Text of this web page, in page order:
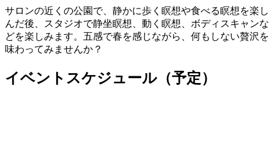
サロンの近くの公園で、静かに歩く瞑想や食べる瞑想を楽し
んだ後、スタジオで静坐瞑想、動く瞑想、ボディスキャンな
どを楽しみます。五感で春を感じながら、何もしない贅沢を
味わってみませんか？
イベントスケジュール（予定）